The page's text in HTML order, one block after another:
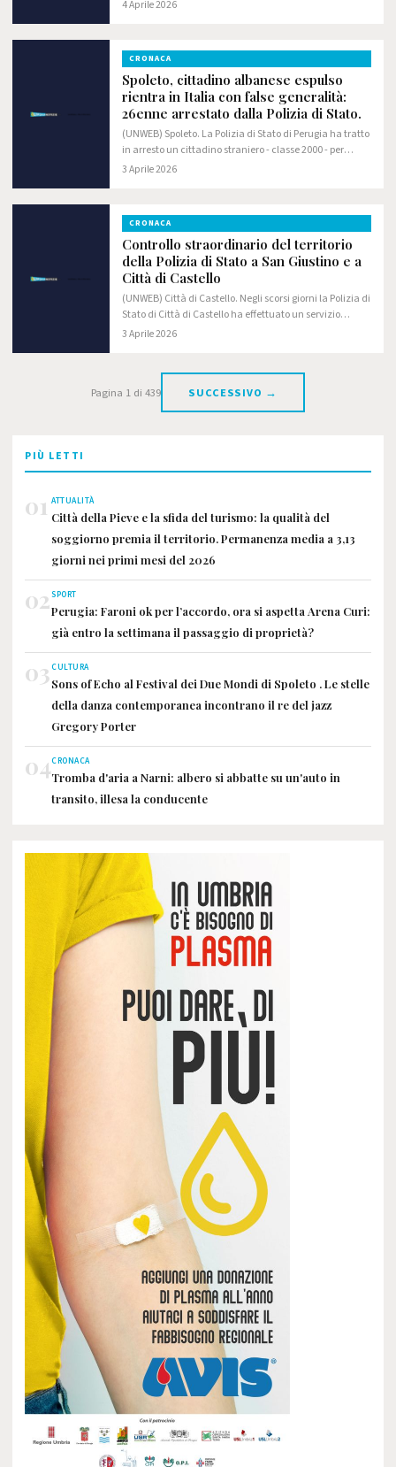
4 Aprile 2026
CRONACA
Spoleto, cittadino albanese espulso
rientra in Italia con false generalità:
26enne arrestato dalla Polizia di Stato.
(UNWEB) Spoleto. La Polizia di Stato di Perugia ha tratto
in arresto un cittadino straniero - classe 2000 - per
violazione della normativa sull'immigrazione; lo stesso
3 Aprile 2026
CRONACA
Controllo straordinario del territorio
della Polizia di Stato a San Giustino e a
Città di Castello
(UNWEB) Città di Castello. Negli scorsi giorni la Polizia di
Stato di Città di Castello ha effettuato un servizio
straordinario di controllo del territorio con il contributo
3 Aprile 2026
Pagina 1 di 439 SUCCESSIVO →
PIÙ LETTI
01 ATTUALITÀ
Città della Pieve e la sfida del turismo: la qualità del
soggiorno premia il territorio. Permanenza media a 3,13
giorni nei primi mesi del 2026
02SPORT
Perugia: Faroni ok per l’accordo, ora si aspetta Arena Curi:
già entro la settimana il passaggio di proprietà?
03CULTURA
Sons of Echo al Festival dei Due Mondi di Spoleto . Le stelle
della danza contemporanea incontrano il re del jazz
Gregory Porter
04CRONACA
Tromba d'aria a Narni: albero si abbatte su un'auto in
transito, illesa la conducente